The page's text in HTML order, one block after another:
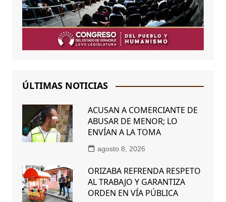
ÚLTIMAS NOTICIAS
ACUSAN A COMERCIANTE DE
ABUSAR DE MENOR; LO
ENVÍAN A LA TOMA
agosto 8, 2026
ORIZABA REFRENDA RESPETO
AL TRABAJO Y GARANTIZA
ORDEN EN VÍA PÚBLICA